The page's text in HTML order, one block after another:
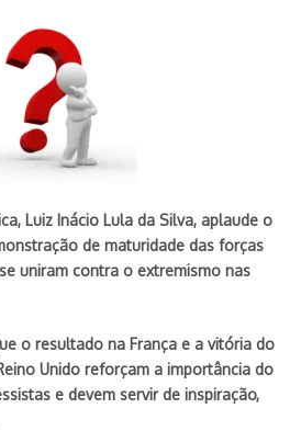
Luiz Inácio Lula da Silva, aplaude o
de maturidade das forças
uniram contra o extremismo nas
o resultado na França e a vitória do
Unido reforçam a importância do
e devem servir de inspiração,